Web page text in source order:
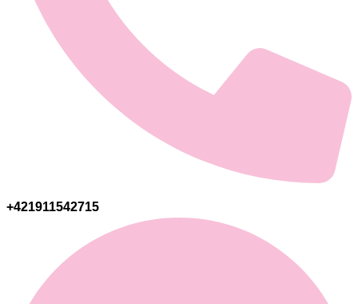
+421911542715